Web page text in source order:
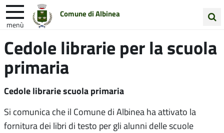
Comune di Albinea
menù
nel
sito
Entra in Comune Vivi Albinea
Cedole librarie per la scuola
primaria
Cedole librarie scuola primaria
Si comunica che il Comune di Albinea ha attivato la
fornitura dei libri di testo per gli alunni delle scuole